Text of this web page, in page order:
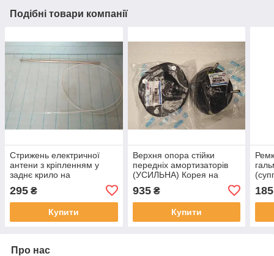
Подібні товари компанії
Стрижень електричної
антени з кріпленням у
заднє крило на
295 ₴
Купити
Верхня опора стійки
передніх амортизаторів
(УСИЛЬНА) Корея на
Lanos, Sens ціна за 1 фут
935₴
Купити
185
Про нас